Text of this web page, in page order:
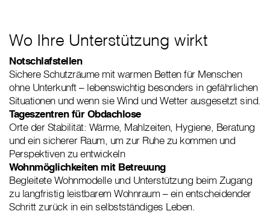
Wo Ihre Unterstützung wirkt
Notschlafstellen
Sichere Schutzräume mit warmen Betten für Menschen
ohne Unterkunft – lebenswichtig besonders in gefährlichen
Situationen und wenn sie Wind und Wetter ausgesetzt sind.
Tageszentren für Obdachlose
Orte der Stabilität: Wärme, Mahlzeiten, Hygiene, Beratung
und ein sicherer Raum, um zur Ruhe zu kommen und
Perspektiven zu entwickeln
Wohnmöglichkeiten mit Betreuung
Begleitete Wohnmodelle und Unterstützung beim Zugang
zu langfristig leistbarem Wohnraum – ein entscheidender
Schritt zurück in ein selbstständiges Leben.